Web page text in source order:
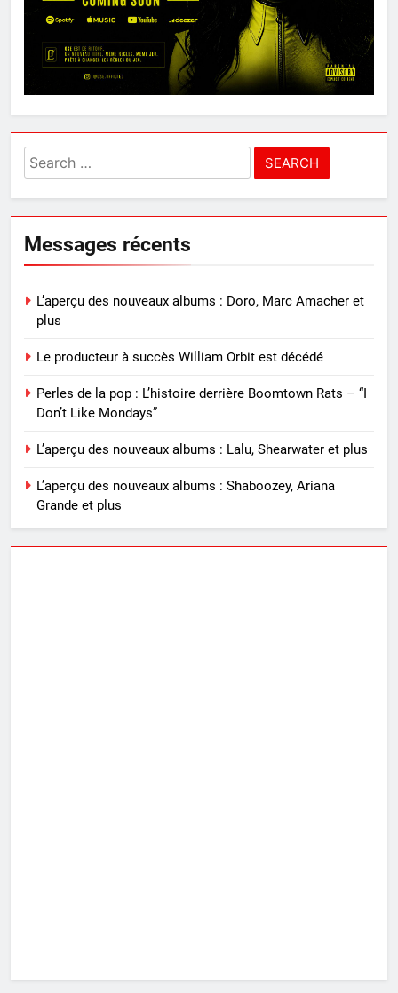
Search
for:
Messages récents
L’aperçu des nouveaux albums : Doro, Marc Amacher et
plus
Le producteur à succès William Orbit est décédé
Perles de la pop : L’histoire derrière Boomtown Rats – “I
Don’t Like Mondays”
L’aperçu des nouveaux albums : Lalu, Shearwater et plus
L’aperçu des nouveaux albums : Shaboozey, Ariana
Grande et plus